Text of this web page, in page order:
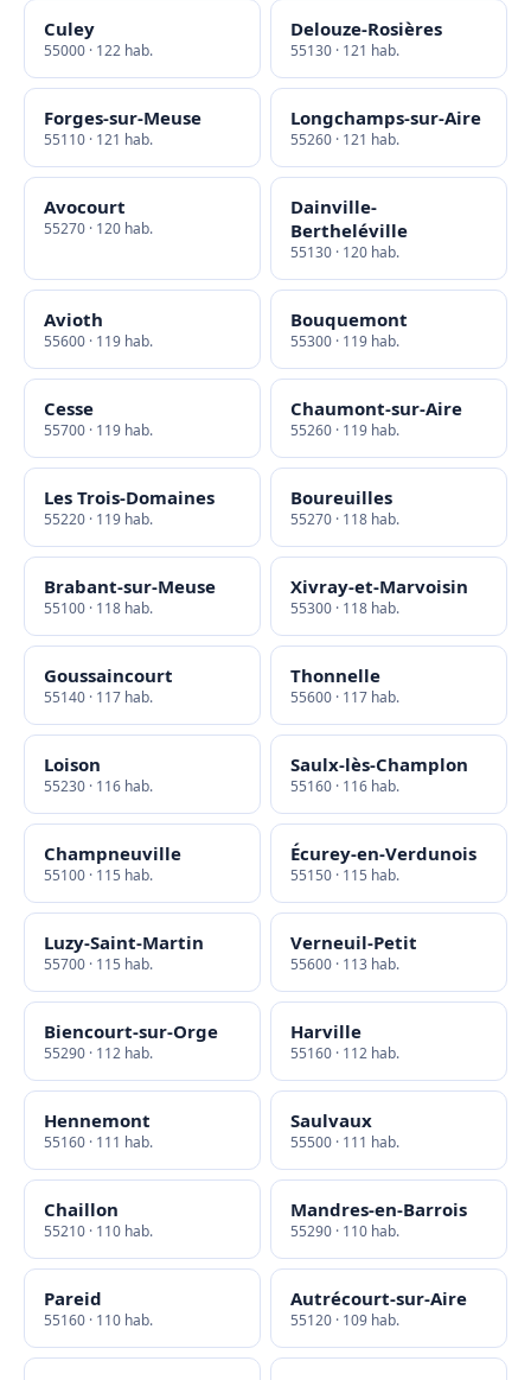
Culey
55000 · 122 hab.
Delouze-Rosières
55130 · 121 hab.
Forges-sur-Meuse
55110 · 121 hab.
Longchamps-sur-Aire
55260 · 121 hab.
Avocourt
55270 · 120 hab.
Dainville-
Bertheléville
55130 · 120 hab.
Avioth
55600 · 119 hab.
Bouquemont
55300 · 119 hab.
Cesse
55700 · 119 hab.
Chaumont-sur-Aire
55260 · 119 hab.
Les Trois-Domaines
55220 · 119 hab.
Boureuilles
55270 · 118 hab.
Brabant-sur-Meuse
55100 · 118 hab.
Xivray-et-Marvoisin
55300 · 118 hab.
Goussaincourt
55140 · 117 hab.
Thonnelle
55600 · 117 hab.
Loison
55230 · 116 hab.
Saulx-lès-Champlon
55160 · 116 hab.
Champneuville
55100 · 115 hab.
Écurey-en-Verdunois
55150 · 115 hab.
Luzy-Saint-Martin
55700 · 115 hab.
Verneuil-Petit
55600 · 113 hab.
Biencourt-sur-Orge
55290 · 112 hab.
Harville
55160 · 112 hab.
Hennemont
55160 · 111 hab.
Saulvaux
55500 · 111 hab.
Chaillon
55210 · 110 hab.
Mandres-en-Barrois
55290 · 110 hab.
Pareid
55160 · 110 hab.
Autrécourt-sur-Aire
55120 · 109 hab.